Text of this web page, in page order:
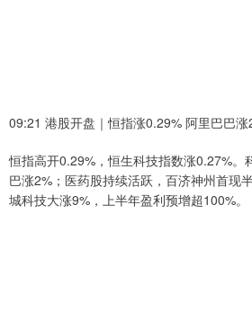
09:21 港股开盘｜恒指涨0.29% 阿里巴巴涨
恒指高开0.29%，恒生科技指数涨0.27%。
巴涨2%；医药股持续活跃，百济神州首现
城科技大涨9%，上半年盈利预增超100%。